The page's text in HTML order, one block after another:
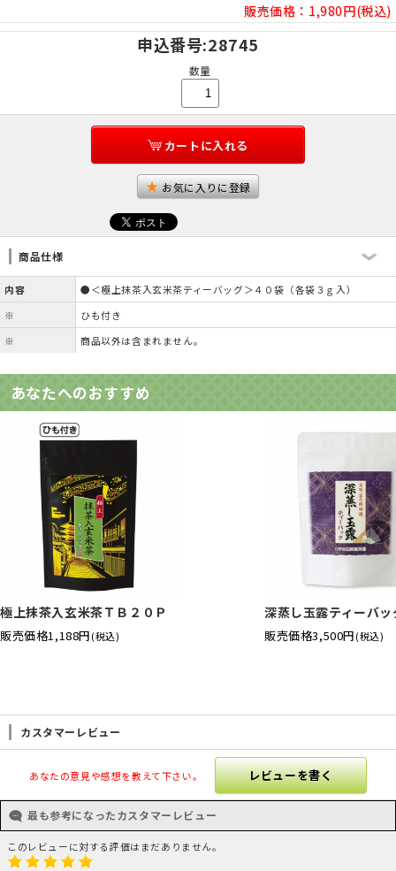
販売価格： 1,980円(税込)
申込番号:28745
数量
カートに入れる
お気に入りに登録
商品仕様
内容
●＜極上抹茶入玄米茶ティーバッグ＞４０袋（各袋３ｇ入）
※
ひも付き
※
商品以外は含まれません。
あなたへのおすすめ
極上抹茶入玄米茶ＴＢ２０Ｐ
販売価格1,188円(税込)
深蒸し玉露ティーバッ
販売価格3,500円(税込)
カスタマーレビュー
あなたの意見や感想を教えて下さい。 レビューを書く
最も参考になったカスタマーレビュー
このレビューに対する評価はまだありません。